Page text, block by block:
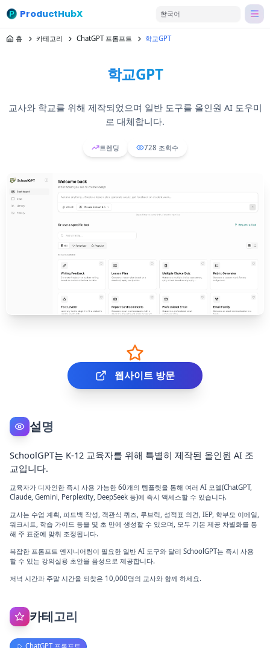
ProductHubX 한국어
홈 카테고리 ChatGPT 프롬프트 학교GPT
학교GPT
교사와 학교를 위해 제작되었으며 일반 도구를 올인원 AI 도우미
로 대체합니다.
트렌딩 728 조회수
웹사이트 방문
설명
SchoolGPT는 K-12 교육자를 위해 특별히 제작된 올인원 AI 조
교입니다.
교육자가 디자인한 즉시 사용 가능한 60개의 템플릿을 통해 여러 AI 모델(ChatGPT,
Claude, Gemini, Perplexity, DeepSeek 등)에 즉시 액세스할 수 있습니다.
교사는 수업 계획, 피드백 작성, 객관식 퀴즈, 루브릭, 성적표 의견, IEP, 학부모 이메일,
워크시트, 학습 가이드 등을 몇 초 만에 생성할 수 있으며, 모두 기본 제공 차별화를 통
해 주 표준에 맞춰 조정됩니다.
복잡한 프롬프트 엔지니어링이 필요한 일반 AI 도구와 달리 SchoolGPT는 즉시 사용
할 수 있는 강의실용 초안을 음성으로 제공합니다.
저녁 시간과 주말 시간을 되찾은 10,000명의 교사와 함께 하세요.
카테고리
ChatGPT 프롬프트